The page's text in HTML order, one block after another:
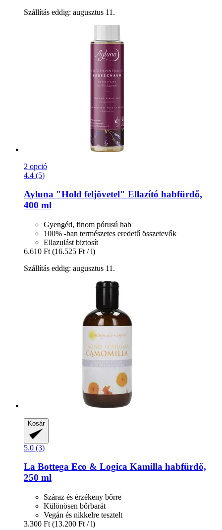
Szállítás eddig: augusztus 11.
2 opció
4.4 (5)
Ayluna "Hold feljövetel" Ellazító habfürdő,
400 ml
Gyengéd, finom pórusú hab
100% -ban természetes eredetű összetevők
Ellazulást biztosít
6.610 Ft (16.525 Ft / l)
Szállítás eddig: augusztus 11.
Kosár
5.0 (3)
La Bottega Eco & Logica Kamilla habfürdő,
250 ml
Száraz és érzékeny bőrre
Különösen bőrbarát
Vegán és nikkelre tesztelt
3.300 Ft (13.200 Ft / l)